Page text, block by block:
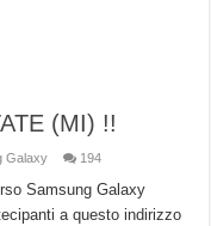
(MI) !!
Galaxy 194
Samsung Galaxy
a questo indirizzo